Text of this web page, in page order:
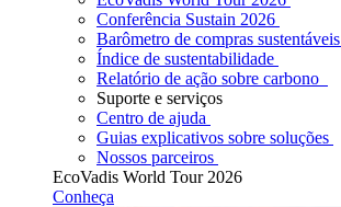
Conferência Sustain 2026
Barômetro de compras sustentáveis
Índice de sustentabilidade
Relatório de ação sobre carbono
Suporte e serviços
Centro de ajuda
Guias explicativos sobre soluções
Nossos parceiros
EcoVadis World Tour 2026
Conheça